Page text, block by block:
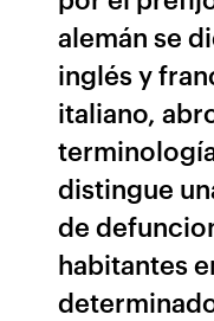
alemán se
inglés y
italiano,
distingue
de
habitantes